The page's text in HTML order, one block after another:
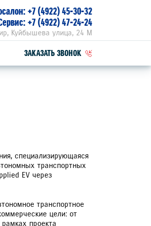
Куйбышева улица, 24 М
+7 (4922) 45-30-32
+7 (4922) 47-24-24
ЗАКАЗАТЬ ЗВОНОК
специализирующаяся
транспортных
EV через
транспортное
цели: от
проекта